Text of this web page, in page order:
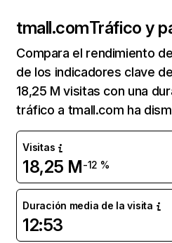
tmall.comTráfico y
Compara el rendimiento
de los indicadores clave
18,25 M visitas con una
tráfico a tmall.com ha
Visitas
18,25 M-12 %
Duración media de la visita
12:53